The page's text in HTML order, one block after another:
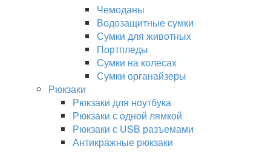
Чемоданы
Водозащитные сумки
Сумки для животных
Портпледы
Сумки на колесах
Сумки органайзеры
Рюкзаки
Рюкзаки для ноутбука
Рюкзаки с одной лямкой
Рюкзаки с USB разъемами
Антикражные рюкзаки